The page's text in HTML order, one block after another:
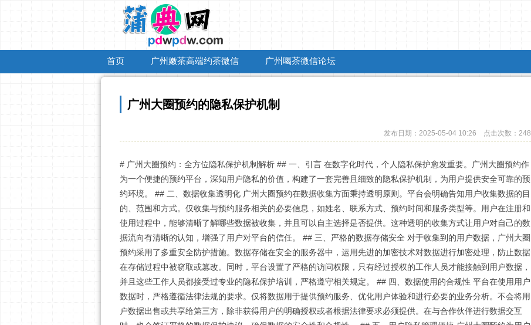
首页 广州嫩茶高端约茶微信 广州喝茶微信论坛
广州大圈预约的隐私保护机制
发布日期：2025-05-04 10:26 点击次数：248
# 广州大圈预约：全方位隐私保护机制解析 ## 一、引言 在数字化时代，个人隐私保护愈发重要。广州大圈预约作
为一个便捷的预约平台，深知用户隐私的价值，构建了一套完善且细致的隐私保护机制，为用户提供安全可靠的预
约环境。 ## 二、数据收集透明化 广州大圈预约在数据收集方面秉持透明原则。平台会明确告知用户收集数据的目
的、范围和方式。仅收集与预约服务相关的必要信息，如姓名、联系方式、预约时间和服务类型等。用户在注册和
使用过程中，能够清晰了解哪些数据被收集，并且可以自主选择是否提供。这种透明的收集方式让用户对自己的数
据流向有清晰的认知，增强了用户对平台的信任。 ## 三、严格的数据存储安全 对于收集到的用户数据，广州大圈
预约采用了多重安全防护措施。数据存储在安全的服务器中，运用先进的加密技术对数据进行加密处理，防止数据
在存储过程中被窃取或篡改。同时，平台设置了严格的访问权限，只有经过授权的工作人员才能接触到用户数据，
并且这些工作人员都接受过专业的隐私保护培训，严格遵守相关规定。 ## 四、数据使用的合规性 平台在使用用户
数据时，严格遵循法律法规的要求。仅将数据用于提供预约服务、优化用户体验和进行必要的业务分析。不会将用
户数据出售或共享给第三方，除非获得用户的明确授权或者根据法律要求必须提供。在与合作伙伴进行数据交互